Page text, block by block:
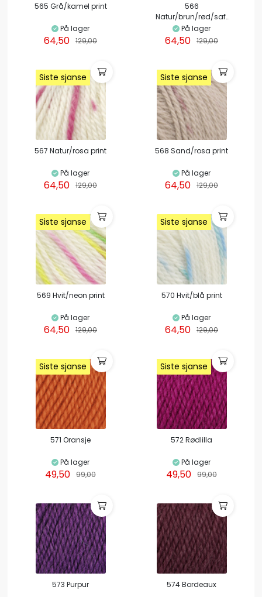
565 Grå/kamel print
På lager
64,50 129,00
566
Natur/brun/rød/safr
an print
På lager
64,50 129,00
Siste sjanse
Siste sjanse
Siste sjanse
Siste sjanse
567 Natur/rosa print
På lager
64,50 129,00
Siste sjanse
Siste sjanse
Siste sjanse
Siste sjanse
568 Sand/rosa print
På lager
64,50 129,00
Siste sjanse
Siste sjanse
Siste sjanse
Siste sjanse
569 Hvit/neon print
På lager
64,50 129,00
Siste sjanse
Siste sjanse
Siste sjanse
Siste sjanse
570 Hvit/blå print
På lager
64,50 129,00
Siste sjanse
Siste sjanse
Siste sjanse
Siste sjanse
571 Oransje
På lager
49,50 99,00
Siste sjanse
Siste sjanse
Siste sjanse
Siste sjanse
572 Rødlilla
På lager
49,50 99,00
573 Purpur 574 Bordeaux